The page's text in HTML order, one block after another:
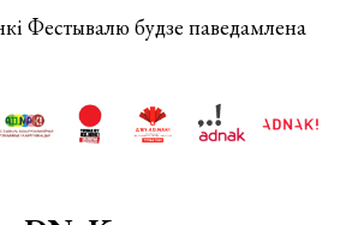
Фестывалю будзе паведамлена